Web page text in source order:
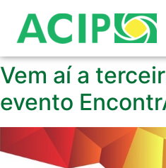
Vem aí a
evento